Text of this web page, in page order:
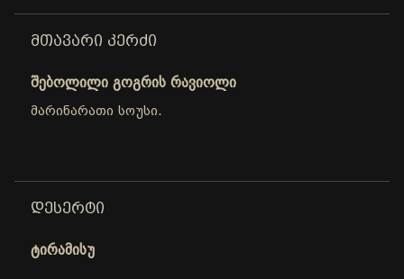
ᲛᲗᲐᲕᲐᲠᲘ ᲙᲔᲠᲫᲘ
შებოლილი გოგრის რავიოლი
მარინარათი სოუსი.
ᲓᲔᲡᲔᲠᲢᲘ
ტირამისუ